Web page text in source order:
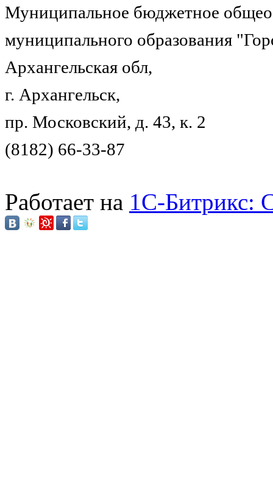
Муниципальное бюджетное
муниципального образования
Архангельская обл,
г. Архангельск,
пр. Московский, д. 43, к. 2
(8182) 66-33-87
Работает на 1C-Битрикс: